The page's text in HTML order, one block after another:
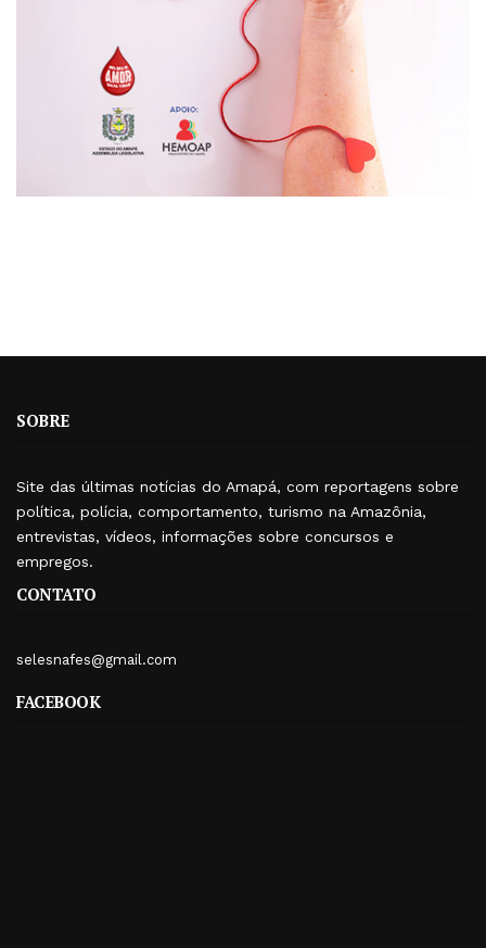
SOBRE
Site das últimas notícias do Amapá, com reportagens sobre
política, polícia, comportamento, turismo na Amazônia,
entrevistas, vídeos, informações sobre concursos e
empregos.
CONTATO
selesnafes@gmail.com
FACEBOOK